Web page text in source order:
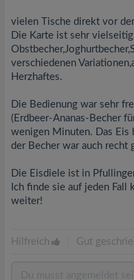
vielen Tische direkt vor
Die Karte ist sehr
verschiedenen
Herzhaftes.
Die Bedienung war sehr
(Erdbeer-Ananas-Becher
wenigen Minuten. Das Eis
der Becher war auch recht
Die Eisdiele ist in
Ich finde sie auf jeden Fall
weiter!
Hilfreich Gut